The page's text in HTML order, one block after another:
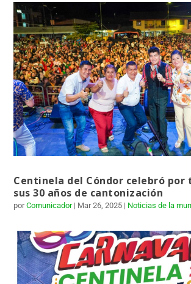
Centinela del Cóndor celebró por
sus 30 años de cantonización
porComunicador| Mar 26, 2025 | Noticias de la